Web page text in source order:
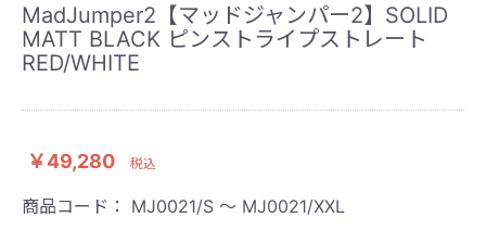
MadJumper2【マッドジャンパー2】SOLID
MATT BLACK ピンストライプストレート
RED/WHITE
￥49,280 税込
商品コード： MJ0021/S ～ MJ0021/XXL